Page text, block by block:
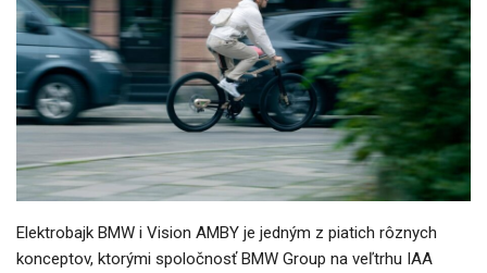
Elektrobajk BMW i Vision AMBY je jedným z piatich rôznych
konceptov, ktorými spoločnosť BMW Group na veľtrhu IAA